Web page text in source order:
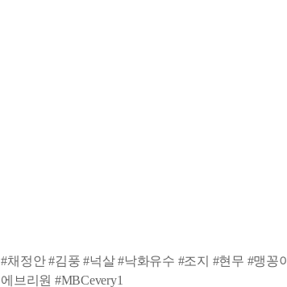
정안 #김풍 #넉살 #낙화유수 #조지 #현무 #맹
브리원 #MBCevery1